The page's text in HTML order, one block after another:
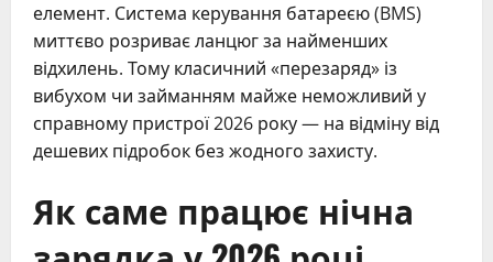
елемент. Система керування батареєю (BMS)
миттєво розриває ланцюг за найменших
відхилень. Тому класичний «перезаряд» із
вибухом чи займанням майже неможливий у
справному пристрої 2026 року — на відміну від
дешевих підробок без жодного захисту.
Як саме працює нічна